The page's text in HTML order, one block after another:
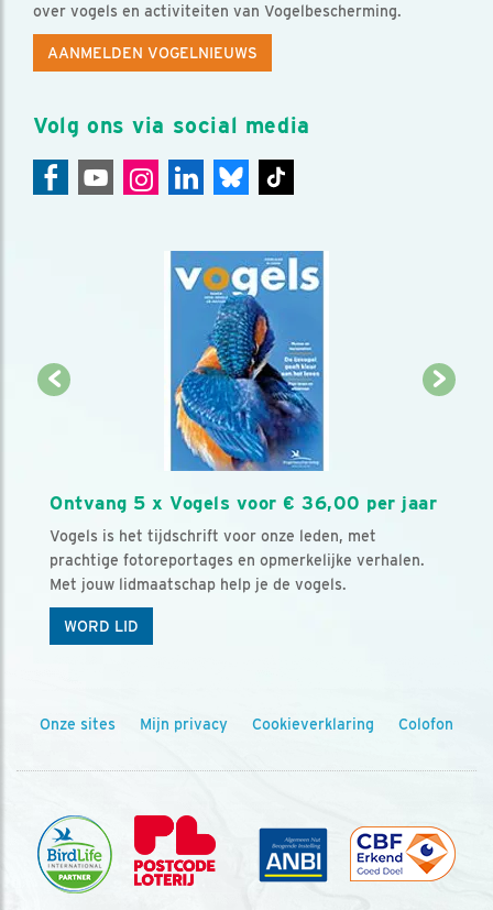
over vogels en activiteiten van Vogelbescherming.
AANMELDEN VOGELNIEUWS
Volg ons via social media
Ontvang 5 x Vogels voor € 36,00 per jaar
Vogels is het tijdschrift voor onze leden, met
prachtige fotoreportages en opmerkelijke verhalen.
Met jouw lidmaatschap help je de vogels.
WORD LID
Onze sites Mijn privacy Cookieverklaring Colofon